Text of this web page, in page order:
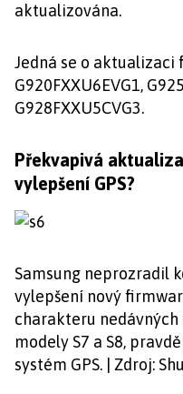
aktualizována.
Jedná se o aktualizaci
G920FXXU6EVG1,
G928FXXU5CVG3.
Překvapivá
vylepšení GPS?
Samsung neprozradil
vylepšení nový
charakteru
modely S7 a S8,
systém GPS. | Zdroj: